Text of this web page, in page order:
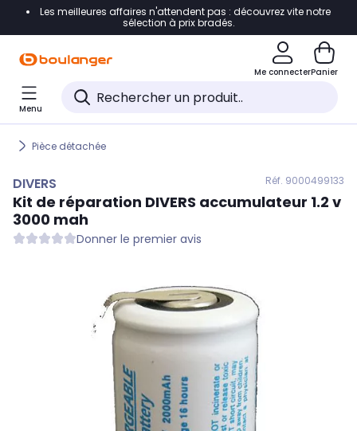
Accéder directement à la navigation
Accéder directement au pied de page
Accéder directement au chatbot
Les meilleures affaires n'attendent pas : découvrez vite notre
sélection à prix bradés.
Me connecterPanier
Menu
Pièce détachée
DIVERS Réf. 9000499133
Kit de réparation DIVERS accumulateur 1.2 v
3000 mah
Donner le premier avis